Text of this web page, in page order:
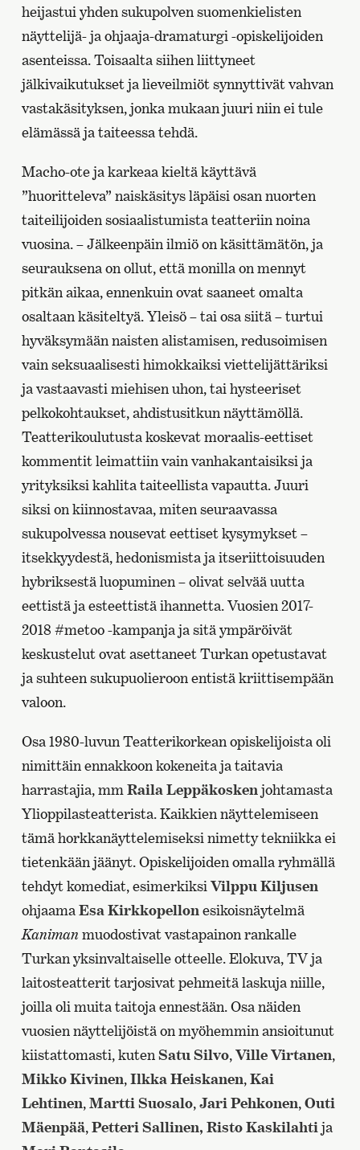
heijastui yhden sukupolven suomenkielisten
näyttelijä- ja ohjaaja-dramaturgi -opiskelijoiden
asenteissa. Toisaalta siihen liittyneet
jälkivaikutukset ja lieveilmiöt synnyttivät vahvan
vastakäsityksen, jonka mukaan juuri niin ei tule
elämässä ja taiteessa tehdä.
Macho-ote ja karkeaa kieltä käyttävä
”huoritteleva” naiskäsitys läpäisi osan nuorten
taiteilijoiden sosiaalistumista teatteriin noina
vuosina. – Jälkeenpäin ilmiö on käsittämätön, ja
seurauksena on ollut, että monilla on mennyt
pitkän aikaa, ennenkuin ovat saaneet omalta
osaltaan käsiteltyä. Yleisö – tai osa siitä – turtui
hyväksymään naisten alistamisen, redusoimisen
vain seksuaalisesti himokkaiksi viettelijättäriksi
ja vastaavasti miehisen uhon, tai hysteeriset
pelkokohtaukset, ahdistusitkun näyttämöllä.
Teatterikoulutusta koskevat moraalis-eettiset
kommentit leimattiin vain vanhakantaisiksi ja
yrityksiksi kahlita taiteellista vapautta. Juuri
siksi on kiinnostavaa, miten seuraavassa
sukupolvessa nousevat eettiset kysymykset –
itsekkyydestä, hedonismista ja itseriittoisuuden
hybriksestä luopuminen – olivat selvää uutta
eettistä ja esteettistä ihannetta. Vuosien 2017-
2018 #metoo -kampanja ja sitä ympäröivät
keskustelut ovat asettaneet Turkan opetustavat
ja suhteen sukupuolieroon entistä kriittisempään
valoon.
Osa 1980-luvun Teatterikorkean opiskelijoista oli
nimittäin ennakkoon kokeneita ja taitavia
harrastajia, mm Raila Leppäkosken johtamasta
Ylioppilasteatterista. Kaikkien näyttelemiseen
tämä horkkanäyttelemiseksi nimetty tekniikka ei
tietenkään jäänyt. Opiskelijoiden omalla ryhmällä
tehdyt komediat, esimerkiksi Vilppu Kiljusen
ohjaamaEsa Kirkkopellon esikoisnäytelmä
Kanimanmuodostivat vastapainon rankalle
Turkan yksinvaltaiselle otteelle. Elokuva, TV ja
laitosteatterit tarjosivat pehmeitä laskuja niille,
joilla oli muita taitoja ennestään. Osa näiden
vuosien näyttelijöistä on myöhemmin ansioitunut
kiistattomasti, kuten Satu Silvo,Ville Virtanen,
Mikko Kivinen,Ilkka Heiskanen,Kai
Lehtinen,Martti Suosalo,Jari Pehkonen,Outi
Mäenpää,Petteri Sallinen, Risto Kaskilahti ja